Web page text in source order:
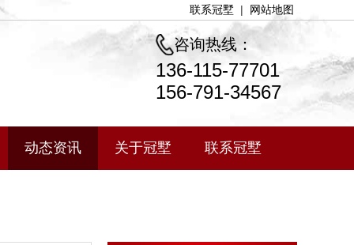
联系冠墅 | 网站地图
咨询热线：
136-115-77701
156-791-34567
动态资讯 关于冠墅 联系冠墅